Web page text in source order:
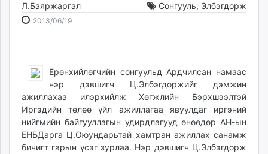
tovch.mn
Eguur.mn
24tsag.mn
shuud.mn
eagle.mn
ergelt.mn
zarig.mn
Л.Баяржаргал Сонгууль, Элбэгдорж
2013/06/192013-
2026-
Ерөнхийлөгчийн сонгуульд Ардчилсан намаас
нэр дэвшигч Ц.Элбэгдоржийг дэмжин
ажиллахаа илэрхийлж Хөгжлийн Бэрхшээлтэй
Иргэдийн төлөө үйл ажиллагаа явуулдаг иргэний
нийгмийн байгууллагын удирдлагууд өнөөдөр АН-ын
ЕНБДарга Ц.Оюундарьтай хамтран ажиллах санамж
бичигт гарын үсэг зурлаа. Нэр дэвшигч Ц.Элбэгдорж